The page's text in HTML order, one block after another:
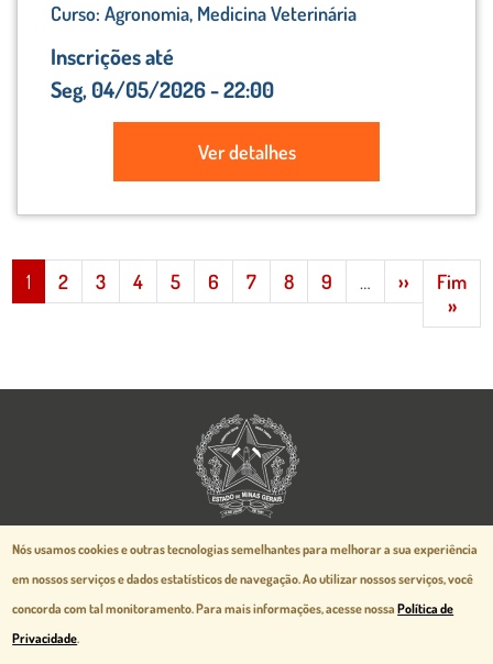
Curso: Agronomia, Medicina Veterinária
Inscrições até
Seg, 04/05/2026 - 22:00
Ver detalhes
1 2 3 4 5 6 7 8 9 … ›› Próxima
Fim
»
Aspectos legais e responsabilidades
Política de Privacidade
Mapa do Site
Nós usamos cookies e outras tecnologias semelhantes para melhorar a sua experiência
em nossos serviços e dados estatísticos de navegação.Ao utilizar nossos serviços, você
concorda com tal monitoramento. Para mais informações, acesse nossaPolítica de
Privacidade.